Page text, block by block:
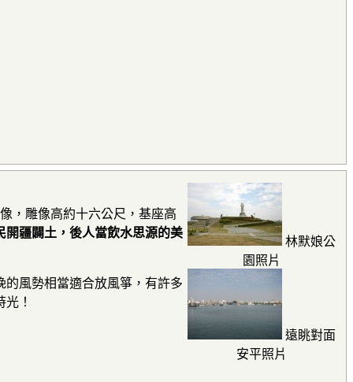
林默娘公
園照片
遠眺對面
安平照片
，雕像高約十六公尺，基座高
開疆闢土，後人當飲水思源的美
風勢相當適合放風箏，有許多
！